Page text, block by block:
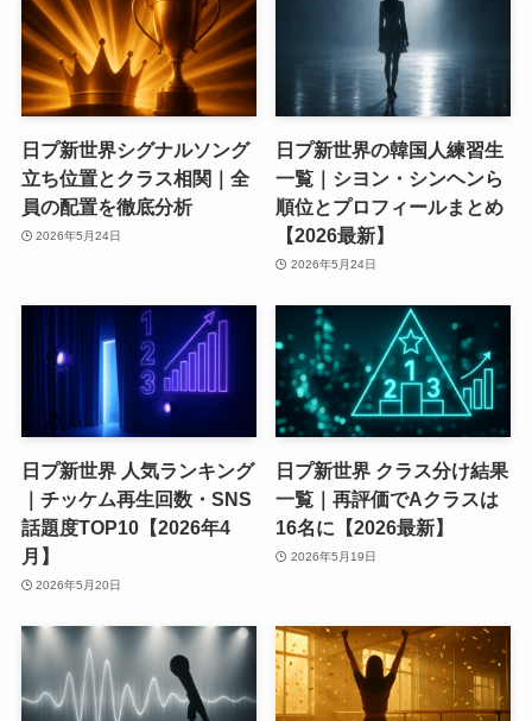
日プ新世界シグナルソング
立ち位置とクラス相関｜全
員の配置を徹底分析
2026年5月24日
日プ新世界の韓国人練習生
一覧｜シヨン・シンヘンら
順位とプロフィールまとめ
【2026最新】
2026年5月24日
日プ新世界 人気ランキング
｜チッケム再生回数・SNS
話題度TOP10【2026年4
月】
2026年5月20日
日プ新世界 クラス分け結果
一覧｜再評価でAクラスは
16名に【2026最新】
2026年5月19日